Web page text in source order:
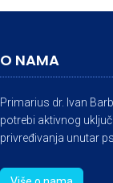
O NAMA
Primarius dr. Ivan
potrebi aktivnog
privređivanja unutar